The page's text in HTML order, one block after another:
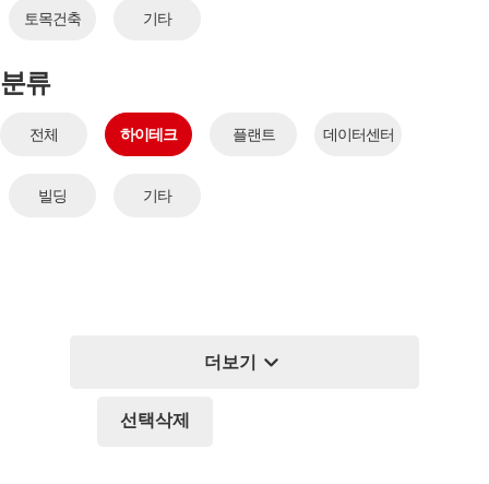
토목건축 기타
분류
전체 하이테크 플랜트 데이터센터
빌딩 기타
더보기 expand_more
선택삭제